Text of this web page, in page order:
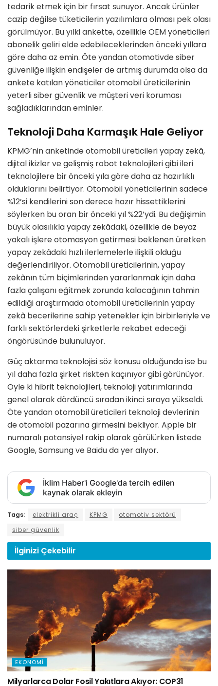
tedarik etmek için bir fırsat sunuyor. Ancak ürünler
cazip değilse tüketicilerin yazılımlara olması pek olası
görülmüyor. Bu yılki ankette, özellikle OEM yöneticileri
abonelik geliri elde edebileceklerinden önceki yıllara
göre daha az emin. Öte yandan otomotivde siber
güvenliğe ilişkin endişeler de artmış durumda olsa da
ankete katılan yöneticiler otomobil üreticilerinin
yeterli siber güvenlik ve müşteri veri koruması
sağladıklarından eminler.
Teknoloji Daha Karmaşık Hale Geliyor
KPMG’nin anketinde otomobil üreticileri yapay zekâ,
dijital ikizler ve gelişmiş robot teknolojileri gibi ileri
teknolojilere bir önceki yıla göre daha az hazırlıklı
olduklarını belirtiyor. Otomobil yöneticilerinin sadece
%12’si kendilerini son derece hazır hissettiklerini
söylerken bu oran bir önceki yıl %22’ydi. Bu değişimin
büyük olasılıkla yapay zekâdaki, özellikle de beyaz
yakalı işlere otomasyon getirmesi beklenen üretken
yapay zekâdaki hızlı ilerlemelerle ilişkili olduğu
değerlendiriliyor. Otomobil üreticilerinin, yapay
zekânın tüm biçimlerinden yararlanmak için daha
fazla çalışanı eğitmek zorunda kalacağının tahmin
edildiği araştırmada otomobil üreticilerinin yapay
zekâ becerilerine sahip yetenekler için birbirleriyle ve
farklı sektörlerdeki şirketlerle rekabet edeceği
öngörüsünde bulunuluyor.
Güç aktarma teknolojisi söz konusu olduğunda ise bu
yıl daha fazla şirket riskten kaçınıyor gibi görünüyor.
Öyle ki hibrit teknolojileri, teknoloji yatırımlarında
genel olarak dördüncü sıradan ikinci sıraya yükseldi.
Öte yandan otomobil üreticileri teknoloji devlerinin
de otomobil pazarına girmesini bekliyor. Apple bir
numaralı potansiyel rakip olarak görülürken listede
Google, Samsung ve Baidu da yer alıyor.
İklim Haber'i Google'da tercih edilen
kaynak olarak ekleyin
Tags: elektrikli araç KPMG
otomotiv sektörü
siber güvenlik
İlginizi Çekebilir
EKONOMI
Milyarlarca Dolar Fosil Yakıtlara Akıyor: COP31